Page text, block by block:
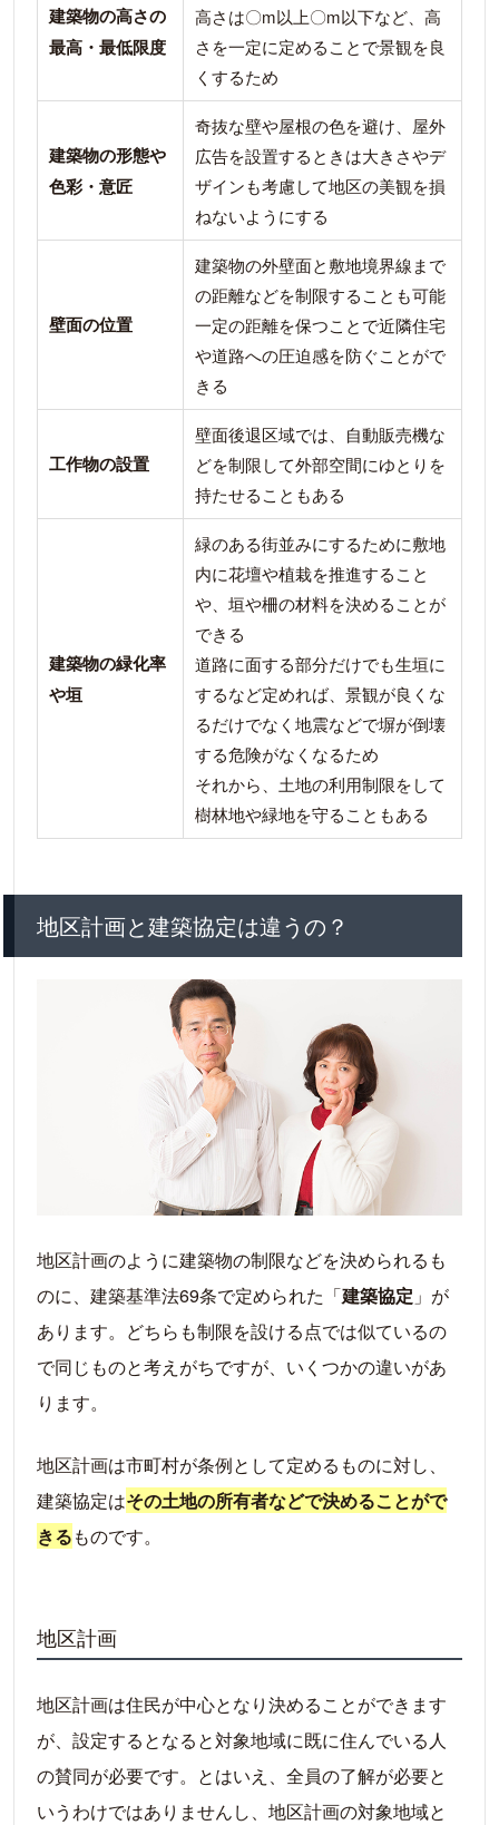
建築物の高さの
最高・最低限度
高さは〇m以上〇m以下など、高
さを一定に定めることで景観を良
くするため
建築物の形態や
色彩・意匠
奇抜な壁や屋根の色を避け、屋外
広告を設置するときは大きさやデ
ザインも考慮して地区の美観を損
ねないようにする
壁面の位置
建築物の外壁面と敷地境界線まで
の距離などを制限することも可能
一定の距離を保つことで近隣住宅
や道路への圧迫感を防ぐことがで
きる
工作物の設置
壁面後退区域では、自動販売機な
どを制限して外部空間にゆとりを
持たせることもある
建築物の緑化率
や垣
緑のある街並みにするために敷地
内に花壇や植栽を推進すること
や、垣や柵の材料を決めることが
できる
道路に面する部分だけでも生垣に
するなど定めれば、景観が良くな
るだけでなく地震などで塀が倒壊
する危険がなくなるため
それから、土地の利用制限をして
樹林地や緑地を守ることもある
地区計画と建築協定は違うの？
地区計画のように建築物の制限などを決められるも
のに、建築基準法69条で定められた「建築協定 」が
あります。どちらも制限を設ける点では似ているの
で同じものと考えがちですが、いくつかの違いがあ
ります。
地区計画は市町村が条例として定めるものに対し、
建築協定はその土地の所有者などで決めることがで
きるものです。
地区計画
地区計画は住民が中心となり決めることができます
が、設定するとなると対象地域に既に住んでいる人
の賛同が必要です。とはいえ、全員の了解が必要と
いうわけではありませんし、地区計画の対象地域と